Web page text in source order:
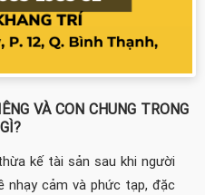
VÀ CON CHUNG TRONG
kế tài sản sau khi người
nhạy cảm và phức tạp, đặc